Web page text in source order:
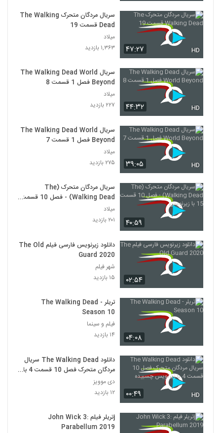
۴۷:۲۷ HD
سریال مردگان متحرک The Walking
Dead قسمت 19
میلاد
۱,۳۶۳ بازدید
۴۴:۳۲ HD
سریال The Walking Dead World
Beyond فصل 1 قسمت 8
میلاد
۲۲۷ بازدید
۳۹:۰۵ HD
سریال The Walking Dead World
Beyond فصل 1 قسمت 7
میلاد
۲۷۵ بازدید
۴۰:۵۹
سریال مردگان متحرک (The
Walking Dead) - فصل 10 قسمت
15 با زیرنویس
میلاد
۲۰۱ بازدید
۰۲:۵۴
دانلود زیرنویس فارسی فیلم The Old
Guard 2020
شهر فیلم
۱۵ بازدید
۰۴:۰۸
تریلر The Walking Dead -
Season 10
فیلم و سینما
۱۴ بازدید
۰۰:۴۹ HD
دانلود The Walking Dead سریال
مردگان متحرک فصل 10 قسمت 4 با
زیرنویس چسبیده
دی موویز
۱۲ بازدید
jتریلر فیلم John Wick 3:
Parabellum 2019